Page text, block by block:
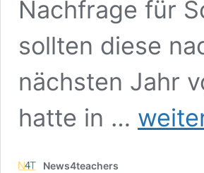
Nachfrage für
sollten diese
nächsten Jahr
hatte in …
lockt
News4teachers